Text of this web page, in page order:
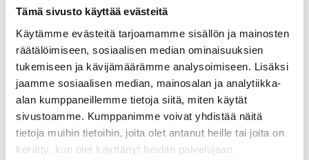
Tämä sivusto käyttää evästeitä
Käytämme evästeitä tarjoamamme sisällön ja mainosten
räätälöimiseen, sosiaalisen median ominaisuuksien
tukemiseen ja kävijämäärämme analysoimiseen. Lisäksi
jaamme sosiaalisen median, mainosalan ja analytiikka-
alan kumppaneillemme tietoja siitä, miten käytät
sivustoamme. Kumppanimme voivat yhdistää näitä
tietoja muihin tietoihin, joita olet antanut heille tai joita on
kerätty, kun olet käyttänyt heidän palvelujaan.
konserttia.
Ohjelma
Tervetuliaissanat
Heikki Kulo ja Satu Kaarisola-Kulo: Jean